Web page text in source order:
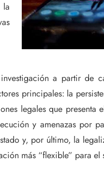
la
a partir de
principales: la
legales que
y amenazas por
y, por último, la
más “flexible” para el